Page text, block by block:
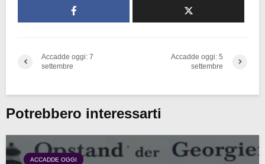
Accadde oggi: 7
settembre
Accadde oggi: 5
settembre
Potrebbero interessarti
ACCADDE OGGI